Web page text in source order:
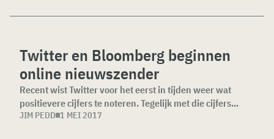
Twitter en Bloomberg beginnen
online nieuwszender
Recent wist Twitter voor het eerst in tijden weer wat
positievere cijfers te noteren. Tegelijk met die cijfers...
JIM PEDD 1 MEI 2017